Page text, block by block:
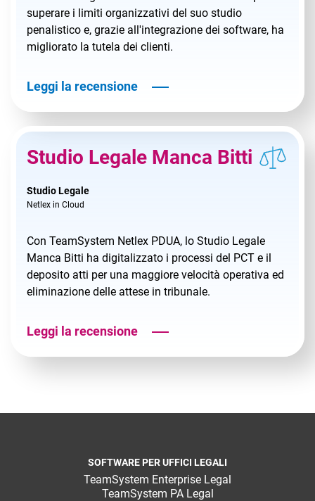
superare i limiti organizzativi del suo studio
penalistico e, grazie all'integrazione dei software, ha
migliorato la tutela dei clienti.
Leggi la recensione
Studio Legale Manca Bitti
Studio Legale
Netlex in Cloud
Con TeamSystem Netlex PDUA, lo Studio Legale
Manca Bitti ha digitalizzato i processi del PCT e il
deposito atti per una maggiore velocità operativa ed
eliminazione delle attese in tribunale.
Leggi la recensione
SOFTWARE PER UFFICI LEGALI
TeamSystem Enterprise Legal
TeamSystem PA Legal